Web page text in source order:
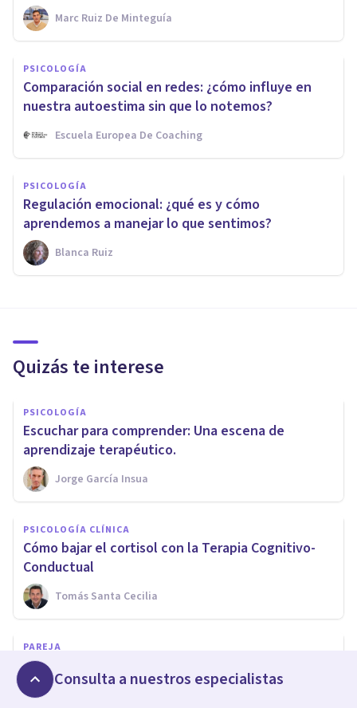
Marc Ruiz De Minteguía
PSICOLOGÍA
Comparación social en redes: ¿cómo influye en
nuestra autoestima sin que lo notemos?
Escuela Europea De Coaching
PSICOLOGÍA
Regulación emocional: ¿qué es y cómo
aprendemos a manejar lo que sentimos?
Blanca Ruiz
Quizás te interese
PSICOLOGÍA
Escuchar para comprender: Una escena de
aprendizaje terapéutico.
Jorge García Insua
PSICOLOGÍA CLÍNICA
Cómo bajar el cortisol con la Terapia Cognitivo-
Conductual
Tomás Santa Cecilia
PAREJA
¿Cómo se restaura una relación de pareja tras una
infidelidad emocional?
Consulta a nuestros especialistas